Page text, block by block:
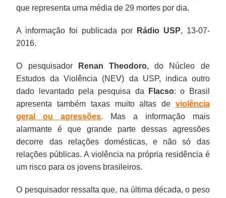
que representa uma média de 29 mortes por dia.
A informação foi publicada por Rádio USP, 13-07-
2016.
O pesquisador Renan Theodoro, do Núcleo de
Estudos da Violência (NEV) da USP, indica outro
dado levantado pela pesquisa da
Flacso: o Brasil
apresenta também taxas muito altas de violência
geral ou agressões. Mas a informação mais
alarmante é que grande parte dessas agressões
decorre das relações domésticas, e não só das
relações públicas. A violência na própria residência é
um risco para os jovens brasileiros.
O pesquisador ressalta que, na última década, o peso